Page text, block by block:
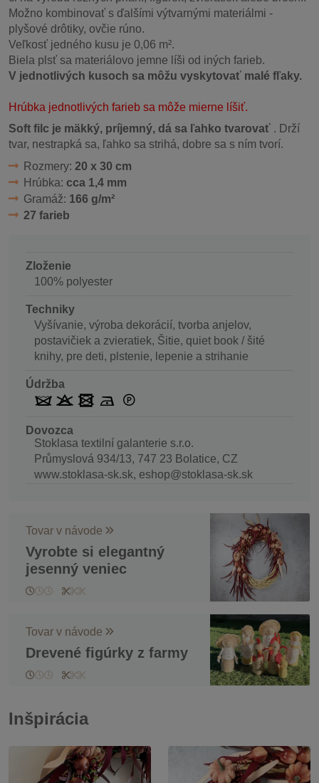
Možno kombinovať s ďalšími výtvarnými materiálmi -
plyšové drôtiky, ovčie rúno.
Veľkosť jedného kusu je 0,06 m².
Biela plsť sa materiálovo jemne líši od iných farieb.
V jednotlivých kusoch sa môžu vyskytovať malé fľaky.
Hrúbka jednotlivých farieb sa môže mierne líšiť.
Soft filc je mäkký, príjemný, dá sa ľahko tvarovať . Drží
tvar, nestrapká sa, ľahko sa strihá, dobre sa s ním tvorí.
Rozmery: 20 x 30 cm
Hrúbka: cca 1,4 mm
Gramáž: 166 g/m²
27 farieb
Zloženie
100% polyester
Techniky
Vyšívanie, výroba dekorácií, tvorba anjelov,
postavičiek a zvieratiek, Šitie, quiet book / šité
knihy, pre deti, plstenie, lepenie a strihanie
Údržba
Dovozca
Stoklasa textilní galanterie s.r.o.
Průmyslová 934/13, 747 23 Bolatice, CZ
www.stoklasa-sk.sk, eshop@stoklasa-sk.sk
Tovar v návode
Vyrobte si elegantný
jesenný veniec
Tovar v návode
Drevené figúrky z farmy
Inšpirácia